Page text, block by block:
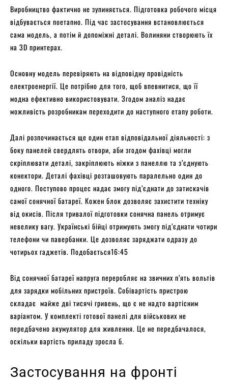
Виробництво фактично не зупиняється. Підготовка робочого місця
відбувається поетапно. Під час застосування встановлюється
сама модель, а потім й допоміжні деталі. Волиняни створюють їх
на 3D принтерах.
Основну модель перевіряють на відповідну провідність
електроенергії. Це потрібно для того, щоб впевнитися, що її
модна ефективно використовувати. Згодом аналіз надає
можливість розробникам переходити до наступного етапу роботи.
Далі розпочинається ще один етап відповідальної діяльності: з
боку панелей свердлять отвори, аби згодом фахівці могли
скріплювати деталі, закріплюють ніжки з панеллю та з’єднують
конектори. Деталі фахівці розташовують паралельно один до
одного. Поступово процес надає змогу під’єднати до затискачів
самої сонячної батареї. Кожен блок дозволяє захистити техніку
від окисів. Після тривалої підготовки сонячна панель отримує
невелику вагу. Українські бійці отримують змогу під’єднати чотири
телефони чи павербанки. Це дозволяє заряджати одразу до
чотирьох гаджетів. Подобається16:45
Від сонячної батареї напруга переробляє на звичних п’ять вольтів
для зарядки мобільних пристроїв. Собівартість пристрою
складає майже дві тисячі гривень, що є не надто вартісним
варіантом. У комплекті готової панелі для військових не
передбачено акумулятор для живлення. Це не передбачалося,
оскільки вартість приладу зросла б.
Застосування на фронті